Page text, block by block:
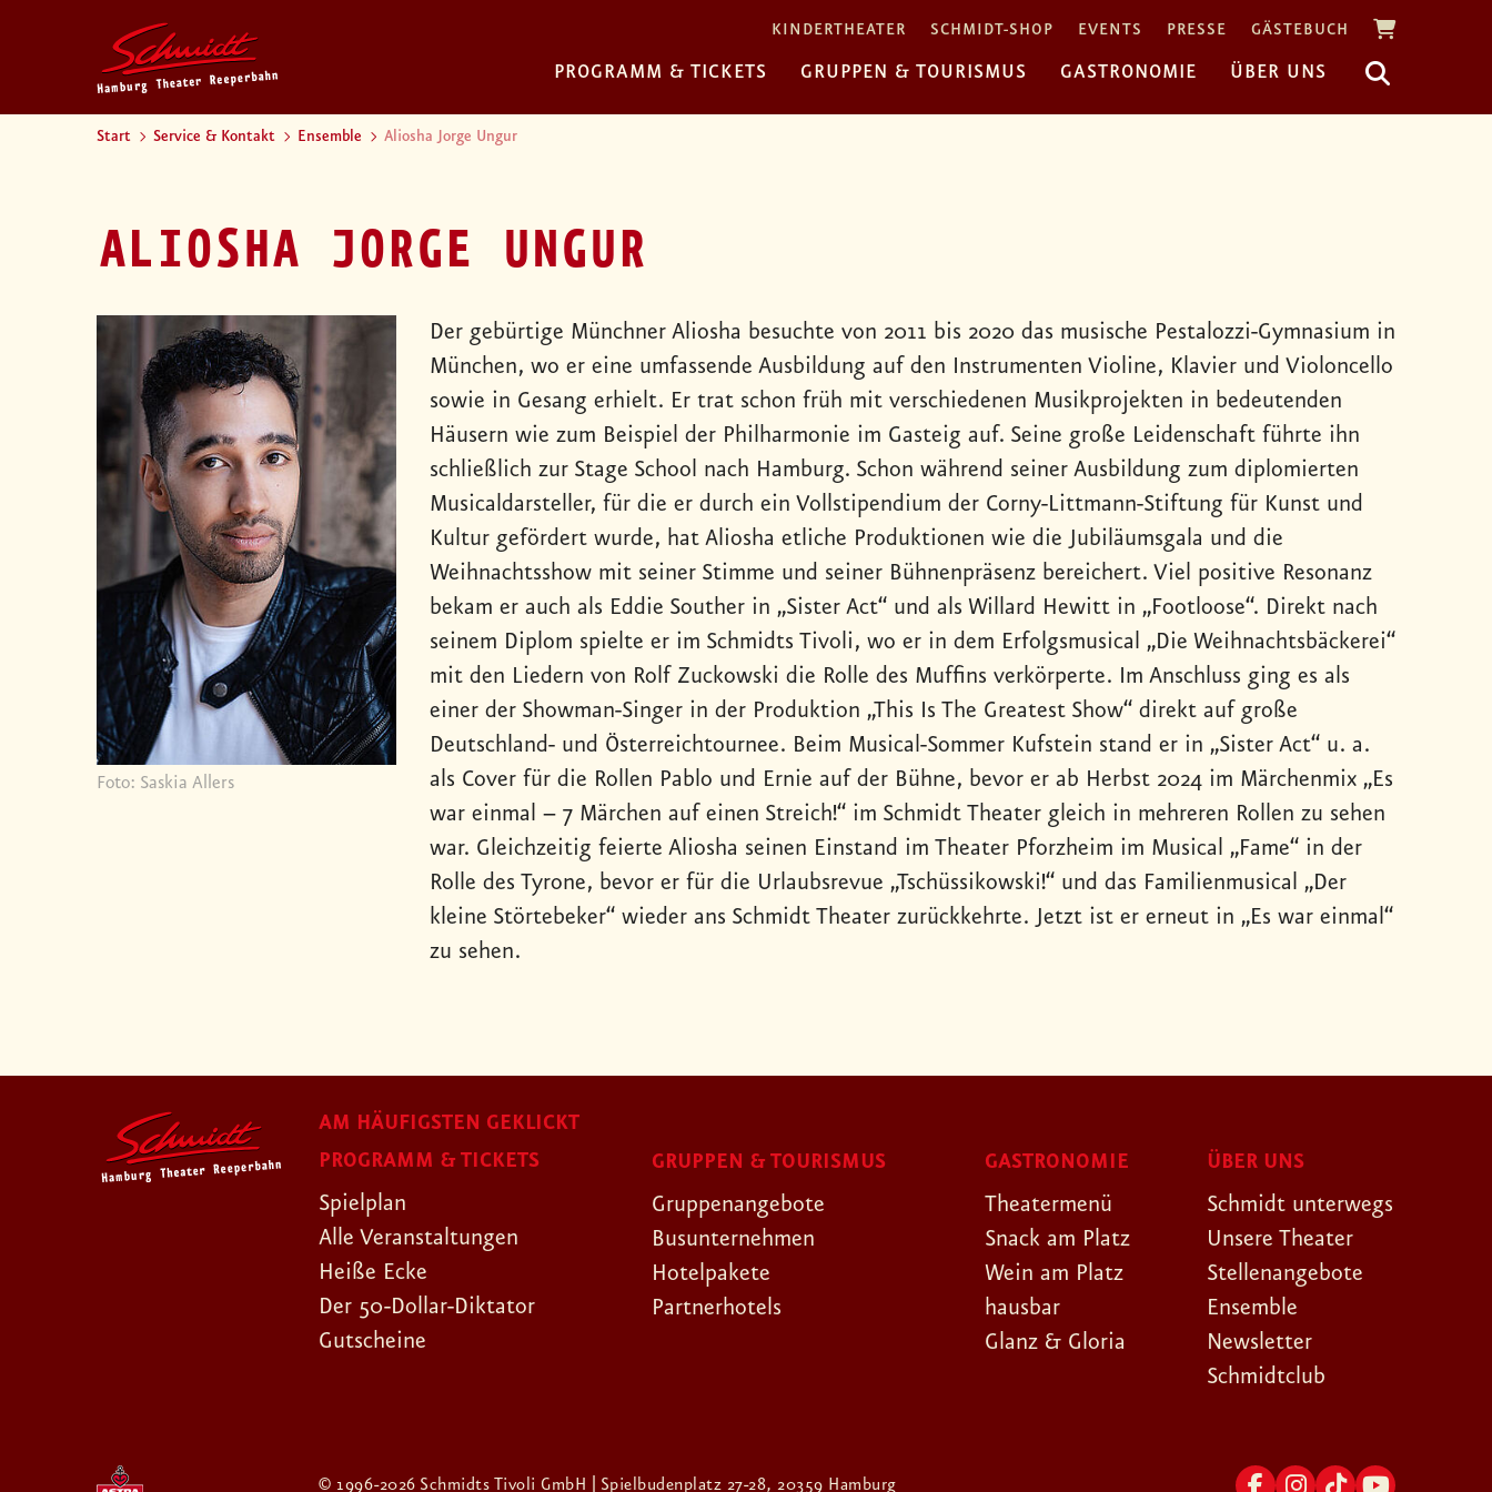
KINDERTHEATER SCHMIDT-SHOP EVENTS PRESSE GÄSTEBUCH
PROGRAMM & TICKETS GRUPPEN & TOURISMUS GASTRONOMIE ÜBER UNS
Start Service & Kontakt Ensemble Aliosha Jorge Ungur
ALIOSHA JORGE UNGUR
Foto: Saskia Allers
Der gebürtige Münchner Aliosha besuchte von 2011 bis 2020 das musische Pestalozzi-Gymnasium in
München, wo er eine umfassende Ausbildung auf den Instrumenten Violine, Klavier und Violoncello
sowie in Gesang erhielt. Er trat schon früh mit verschiedenen Musikprojekten in bedeutenden
Häusern wie zum Beispiel der Philharmonie im Gasteig auf. Seine große Leidenschaft führte ihn
schließlich zur Stage School nach Hamburg. Schon während seiner Ausbildung zum diplomierten
Musicaldarsteller, für die er durch ein Vollstipendium der Corny-Littmann-Stiftung für Kunst und
Kultur gefördert wurde, hat Aliosha etliche Produktionen wie die Jubiläumsgala und die
Weihnachtsshow mit seiner Stimme und seiner Bühnenpräsenz bereichert. Viel positive Resonanz
bekam er auch als Eddie Souther in „Sister Act“ und als Willard Hewitt in „Footloose“. Direkt nach
seinem Diplom spielte er im Schmidts Tivoli, wo er in dem Erfolgsmusical „Die Weihnachtsbäckerei“
mit den Liedern von Rolf Zuckowski die Rolle des Muffins verkörperte. Im Anschluss ging es als
einer der Showman-Singer in der Produktion „This Is The Greatest Show“ direkt auf große
Deutschland- und Österreichtournee. Beim Musical-Sommer Kufstein stand er in „Sister Act“ u. a.
als Cover für die Rollen Pablo und Ernie auf der Bühne, bevor er ab Herbst 2024 im Märchenmix „Es
war einmal – 7 Märchen auf einen Streich!“ im Schmidt Theater gleich in mehreren Rollen zu sehen
war. Gleichzeitig feierte Aliosha seinen Einstand im Theater Pforzheim im Musical „Fame“ in der
Rolle des Tyrone, bevor er für die Urlaubsrevue „Tschüssikowski!“ und das Familienmusical „Der
kleine Störtebeker“ wieder ans Schmidt Theater zurückkehrte. Jetzt ist er erneut in „Es war einmal“
zu sehen.
AM HÄUFIGSTEN GEKLICKT
PROGRAMM & TICKETS
Spielplan
Alle Veranstaltungen
Heiße Ecke
Der 50-Dollar-Diktator
Gutscheine
GRUPPEN & TOURISMUS
Gruppenangebote
Busunternehmen
Hotelpakete
Partnerhotels
GASTRONOMIE
Theatermenü
Snack am Platz
Wein am Platz
hausbar
Glanz & Gloria
ÜBER UNS
Schmidt unterwegs
Unsere Theater
Stellenangebote
Ensemble
Newsletter
Schmidtclub
© 1996-2026 Schmidts Tivoli GmbH | Spielbudenplatz 27-28, 20359 Hamburg